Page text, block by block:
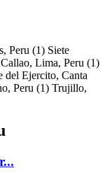
Peru (1) Siete
Callao, Lima, Peru (1)
del Ejercito, Canta
Peru (1) Trujillo,